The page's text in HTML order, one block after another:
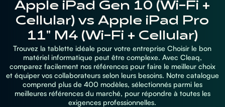
Apple iPad Gen 10 (Wi-Fi +
Cellular) vs Apple iPad Pro
11" M4 (Wi-Fi + Cellular)
Trouvez la tablette idéale pour votre entreprise Choisir le bon
matériel informatique peut être complexe. Avec Cleaq,
comparez facilement nos références pour faire le meilleur choix
et équiper vos collaborateurs selon leurs besoins. Notre catalogue
comprend plus de 400 modèles, sélectionnés parmi les
meilleures références du marché, pour répondre à toutes les
exigences professionnelles.